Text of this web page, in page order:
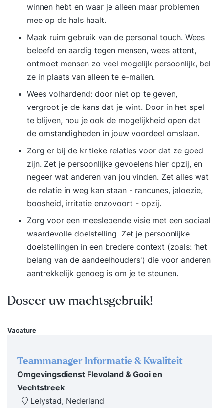
winnen hebt en waar je alleen maar problemen
mee op de hals haalt.
Maak ruim gebruik van de personal touch. Wees
beleefd en aardig tegen mensen, wees attent,
ontmoet mensen zo veel mogelijk persoonlijk, bel
ze in plaats van alleen te e-mailen.
Wees volhardend: door niet op te geven,
vergroot je de kans dat je wint. Door in het spel
te blijven, hou je ook de mogelijkheid open dat
de omstandigheden in jouw voordeel omslaan.
Zorg er bij de kritieke relaties voor dat ze goed
zijn. Zet je persoonlijke gevoelens hier opzij, en
negeer wat anderen van jou vinden. Zet alles wat
de relatie in weg kan staan - rancunes, jaloezie,
boosheid, irritatie enzovoort - opzij.
Zorg voor een meeslepende visie met een sociaal
waardevolle doelstelling. Zet je persoonlijke
doelstellingen in een bredere context (zoals: ‘het
belang van de aandeelhouders') die voor anderen
aantrekkelijk genoeg is om je te steunen.
Doseer uw machtsgebruik!
Vacature
Teammanager Informatie & Kwaliteit
Omgevingsdienst Flevoland & Gooi en
Vechtstreek
Lelystad, Nederland